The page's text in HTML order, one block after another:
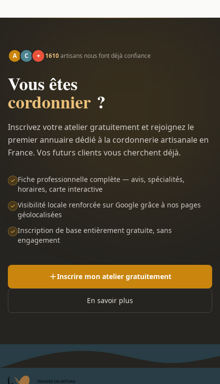
A C + 1610artisans nous font déjà confiance
Vous êtes
cordonnier ?
Inscrivez votre atelier gratuitement et rejoignez le
premier annuaire dédié à la cordonnerie artisanale en
France. Vos futurs clients vous cherchent déjà.
Fiche professionnelle complète — avis, spécialités,
horaires, carte interactive
Visibilité locale renforcée sur Google grâce à nos pages
géolocalisées
Inscription de base entièrement gratuite, sans
engagement
Inscrire mon atelier gratuitement
En savoir plus